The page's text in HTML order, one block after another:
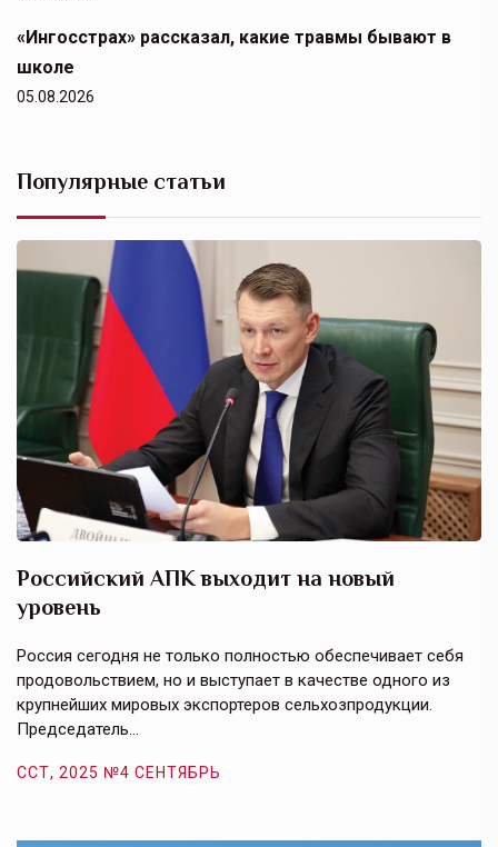
«Ингосстрах» рассказал, какие травмы бывают в
школе
05.08.2026
Популярные статьи
Российский АПК выходит на новый
уровень
Россия сегодня не только полностью обеспечивает себя
продовольствием, но и выступает в качестве одного из
крупнейших мировых экспортеров сельхозпродукции.
Председатель…
ССТ, 2025 №4 СЕНТЯБРЬ